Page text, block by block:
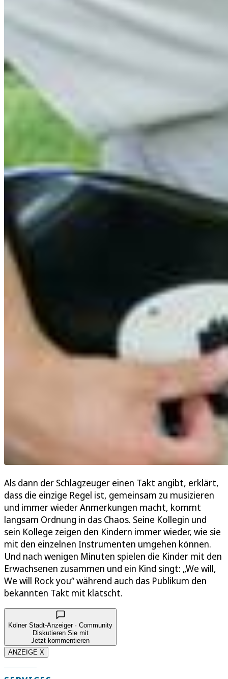
Als dann der Schlagzeuger einen Takt angibt, erklärt,
dass die einzige Regel ist, gemeinsam zu musizieren
und immer wieder Anmerkungen macht, kommt
langsam Ordnung in das Chaos. Seine Kollegin und
sein Kollege zeigen den Kindern immer wieder, wie sie
mit den einzelnen Instrumenten umgehen können.
Und nach wenigen Minuten spielen die Kinder mit den
Erwachsenen zusammen und ein Kind singt: „We will,
We will Rock you“ während auch das Publikum den
bekannten Takt mit klatscht.
Kölner Stadt-Anzeiger · Community
Diskutieren Sie mit
Jetzt kommentieren
ANZEIGE X